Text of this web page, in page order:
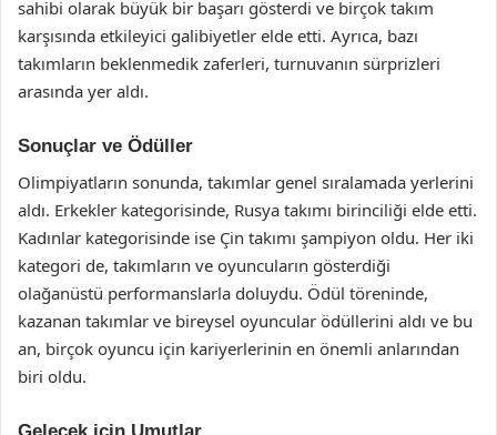
sahibi olarak büyük bir başarı gösterdi ve birçok takım
karşısında etkileyici galibiyetler elde etti. Ayrıca, bazı
takımların beklenmedik zaferleri, turnuvanın sürprizleri
arasında yer aldı.
Sonuçlar ve Ödüller
Olimpiyatların sonunda, takımlar genel sıralamada yerlerini
aldı. Erkekler kategorisinde, Rusya takımı birinciliği elde etti.
Kadınlar kategorisinde ise Çin takımı şampiyon oldu. Her iki
kategori de, takımların ve oyuncuların gösterdiği
olağanüstü performanslarla doluydu. Ödül töreninde,
kazanan takımlar ve bireysel oyuncular ödüllerini aldı ve bu
an, birçok oyuncu için kariyerlerinin en önemli anlarından
biri oldu.
Gelecek için Umutlar